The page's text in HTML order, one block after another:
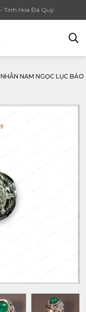
Tinh Hoa Đá Quý
NHẪN NAM NGỌC LỤC BẢO